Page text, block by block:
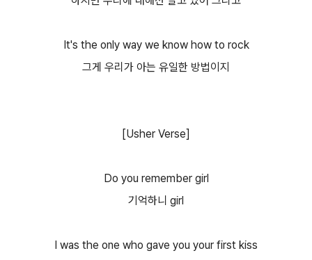
It's the only way we know how to rock
그게 우리가 아는 유일한 방법이지
[Usher Verse]
Do you remember girl
기억하니 girl
I was the one who gave you your first kiss